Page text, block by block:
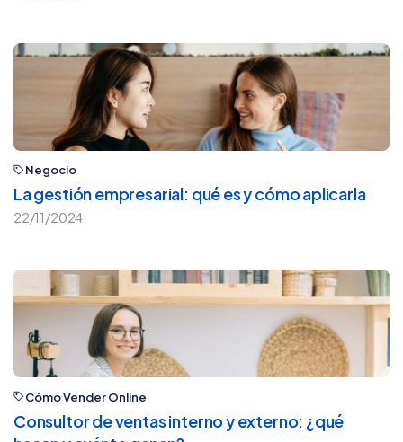
Negocio
La gestión empresarial: qué es y cómo aplicarla
22/11/2024
Cómo Vender Online
Consultor de ventas interno y externo: ¿qué